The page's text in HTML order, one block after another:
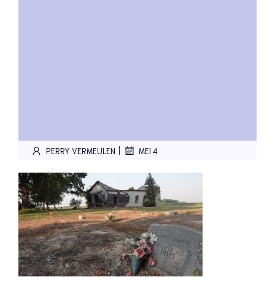
PERRY VERMEULEN | MEI 4